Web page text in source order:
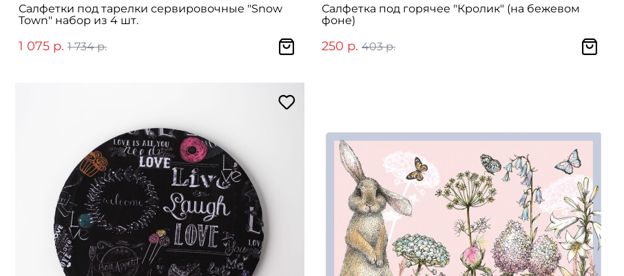
Салфетки под тарелки сервировочные "Snow
Town" набор из 4 шт.
1 075 р. 1 734 р.
Салфетка под горячее "Кролик" (на бежевом
фоне)
250 р. 403 р.